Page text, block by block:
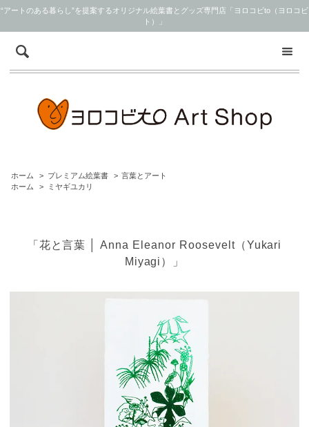
“アートのある暮らし”を提案するオリジナル絵葉書とグッズ専門店「ヨロコビto（ヨロコビ
ト）」
ホーム > プレミアム絵葉書 > 言葉とアート
ホーム
> ミヤギユカリ
「花と言葉 │ Anna Eleanor Roosevelt（Yukari
Miyagi）」